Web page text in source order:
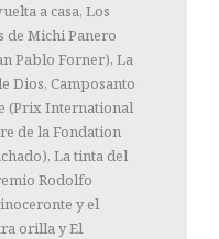
a casa, Los
de Michi Panero
Pablo Forner), La
Dios, Camposanto
(Prix International
de la Fondation
La tinta del
Rodolfo
y el
orilla y El